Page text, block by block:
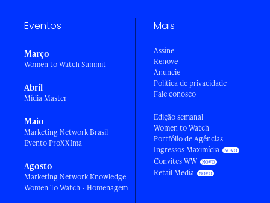
Eventos
Março
Women to Watch Summit
Abril
Mídia Master
Maio
Marketing Network Brasil
Evento ProXXIma
Agosto
Marketing Network Knowledge
Women To Watch - Homenagem
Mais
Assine
Renove
Anuncie
Política de privacidade
Fale conosco
Edição semanal
Women to Watch
Portfólio de Agências
Ingressos Maximídia
Convites WW
Retail Media